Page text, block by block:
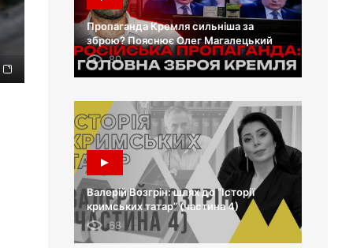
Пропаганда Кремля сильніша за
зброю? Пояснює Олег Магалецький
80
Валерій Возгрін: шлях до “Історії
кримських татар” (частина 4)
68